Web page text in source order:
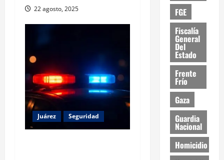
22 agosto, 2025
Juárez Seguridad
FGE
Fiscalía
General
Del
Estado
Frente
Frío
Gaza
Guardia
Nacional
Homicidio